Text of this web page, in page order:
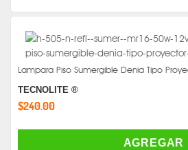
Lampara Piso Sumergible Denia Tipo
TECNOLITE ®
$240.00
AGREGAR